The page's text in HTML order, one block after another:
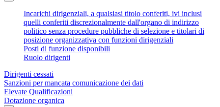
Incarichi dirigenziali, a qualsiasi titolo conferiti, ivi inclusi
quelli conferiti discrezionalmente dall'organo di indirizzo
politico senza procedure pubbliche di selezione e titolari di
posizione organizzativa con funzioni dirigenziali
Posti di funzione disponibili
Ruolo dirigenti
Dirigenti cessati
Sanzioni per mancata comunicazione dei dati
Elevate Qualificazioni
Dotazione organica